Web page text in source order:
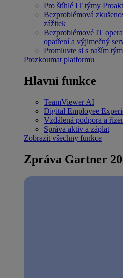
Pro štíhlé IT týmy
Bezproblémová
zážitek
Bezproblémové IT
opatření a výjimečný
Promluvte si s naším
Prozkoumat platformu
Hlavní funkce
TeamViewer AI
Digital Employee
Vzdálená podpora a
Správa aktiv a záplat
Zobrazit všechny funkce
Zpráva Gartner